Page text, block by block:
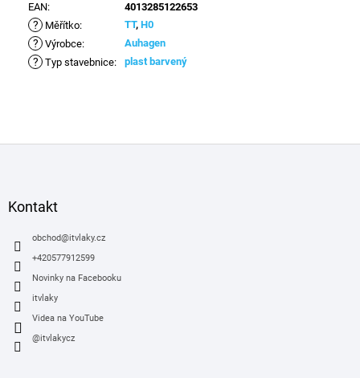
EAN: 4013285122653
? Měřítko: TT, H0
? Výrobce: Auhagen
? Typ stavebnice: plast barvený
Kontakt
obchod@itvlaky.cz
+420577912599
Novinky na Facebooku
itvlaky
Videa na YouTube
@itvlakycz